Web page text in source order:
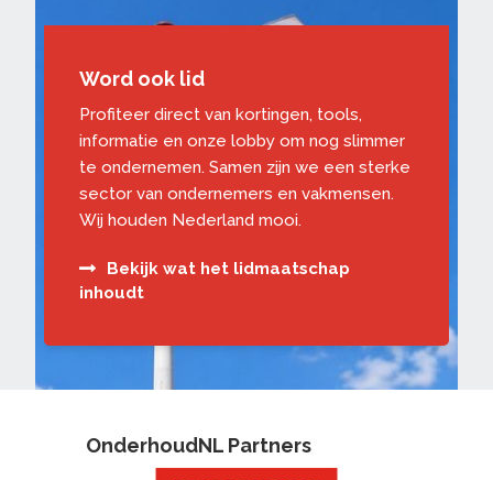
Word ook lid
Profiteer direct van kortingen, tools,
informatie en onze lobby om nog slimmer
te ondernemen. Samen zijn we een sterke
sector van ondernemers en vakmensen.
Wij houden Nederland mooi.
Bekijk wat het lidmaatschap
inhoudt
OnderhoudNL Partners